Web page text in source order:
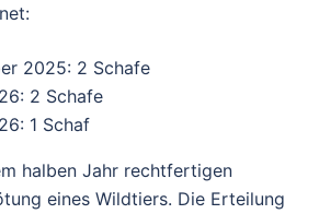
2025: 2 Schafe
2 Schafe
1 Schaf
halben Jahr rechtfertigen
eines Wildtiers. Die Erteilung